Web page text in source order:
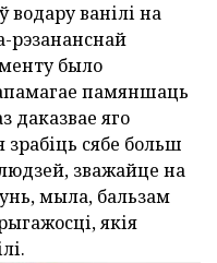
ванілі на
рэзананснай
было
памяншаць
даказвае яго
сябе больш
зважайце на
мыла, бальзам
якія